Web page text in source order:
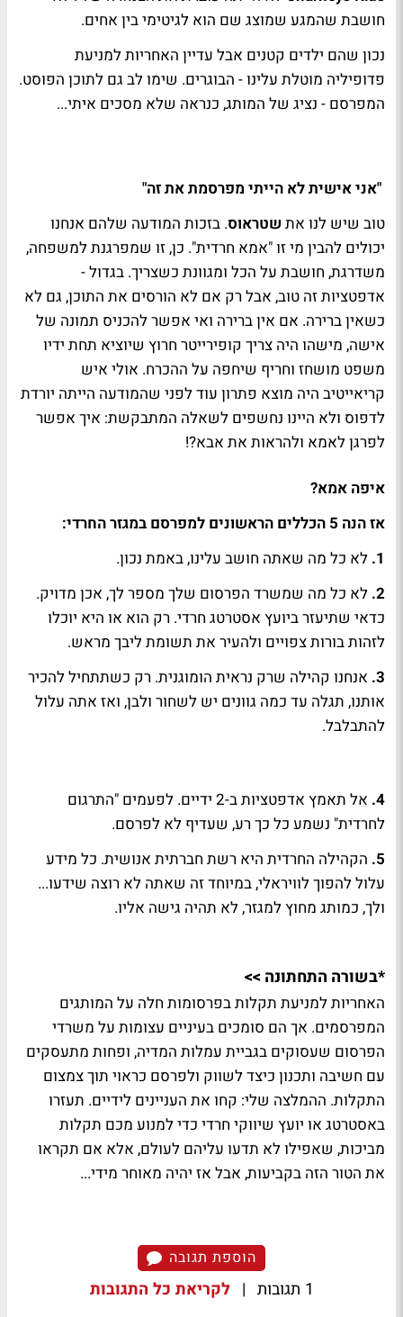
חושבת שהמגע שמוצג שם הוא לגיטימי בין אחים.
נכון שהם ילדים קטנים אבל עדיין האחריות למניעת
פדופיליה מוטלת עלינו - הבוגרים. שימו לב גם לתוכן הפוסט.
המפרסם - נציג של המותג, כנראה שלא מסכים איתי...
"אני אישית לא הייתי מפרסמת את זה"
טוב שיש לנו את שטראוס. בזכות המודעה שלהם אנחנו
יכולים להבין מי זו "אמא חרדית". כן, זו שמפרגנת למשפחה,
משדרגת, חושבת על הכל ומגוונת כשצריך. בגדול -
אדפטציות זה טוב, אבל רק אם לא הורסים את התוכן, גם לא
כשאין ברירה. אם אין ברירה ואי אפשר להכניס תמונה של
אישה, מישהו היה צריך קופירייטר חרוץ שיוציא תחת ידיו
משפט מושחז וחריף שיחפה על ההכרח. אולי איש
קריאייטיב היה מוצא פתרון עוד לפני שהמודעה הייתה יורדת
לדפוס ולא היינו נחשפים לשאלה המתבקשת: איך אפשר
לפרגן לאמא ולהראות את אבא?!
איפה אמא?
אז הנה 5 הכללים הראשונים למפרסם במגזר החרדי:
1. לא כל מה שאתה חושב עלינו, באמת נכון.
2. לא כל מה שמשרד הפרסום שלך מספר לך, אכן מדויק.
כדאי שתיעזר ביועץ אסטרטג חרדי. רק הוא או היא יוכלו
לזהות בורות צפויים ולהעיר את תשומת ליבך מראש.
3. אנחנו קהילה שרק נראית הומוגנית. רק כשתתחיל להכיר
אותנו, תגלה עד כמה גוונים יש לשחור ולבן, ואז אתה עלול
להתבלבל.
4.
אל תאמץ אדפטציות ב-2 ידיים. לפעמים "התרגום
לחרדית" נשמע כל כך רע, שעדיף לא לפרסם.
5. הקהילה החרדית היא רשת חברתית אנושית. כל מידע
עלול להפוך לוויראלי, במיוחד זה שאתה לא רוצה שידעו...
ולך, כמותג מחוץ למגזר, לא תהיה גישה אליו.
*בשורה התחתונה >>
האחריות למניעת תקלות בפרסומות חלה על המותגים
המפרסמים. אך הם סומכים בעיניים עצומות על משרדי
הפרסום שעסוקים בגביית עמלות המדיה, ופחות מתעסקים
עם חשיבה ותכנון כיצד לשווק ולפרסם כראוי תוך צמצום
התקלות. ההמלצה שלי: קחו את העניינים לידיים. תעזרו
באסטרטג או יועץ שיווקי חרדי כדי למנוע מכם תקלות
מביכות, שאפילו לא תדעו עליהם לעולם, אלא אם תקראו
את הטור הזה בקביעות, אבל אז יהיה מאוחר מידי...
הוספת תגובה
1 תגובות | לקריאת כל התגובות